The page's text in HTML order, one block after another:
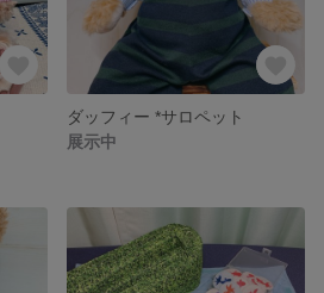
ダッフィー *サロペット
展示中